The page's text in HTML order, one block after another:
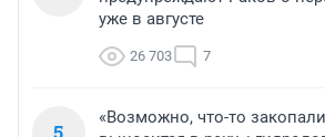
уже в августе
26 703 7
«Возможно, что-то